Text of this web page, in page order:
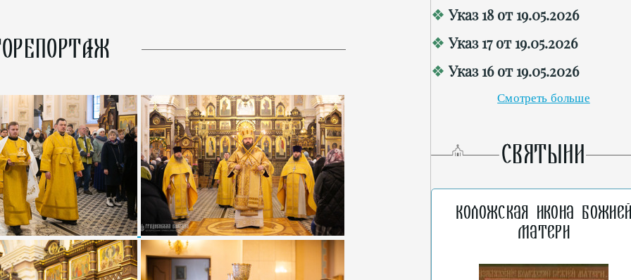
Указ 18 от 19.05.2026
Указ 17 от 19.05.2026
Указ 16 от 19.05.2026
Смотреть больше
СВЯТЫНИ
Коложская икона
Матери